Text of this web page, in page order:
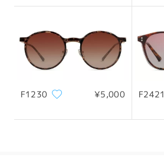
129mm/ 5.08in
レンズ幅
天地幅
F1230 ¥5,000 F2421